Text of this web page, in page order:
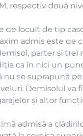
respectiv două
de locuit de tip
admis este de
parter şi trei
ca în nici un
nu se suprapună
Demisolul va
şi altor
admisă a